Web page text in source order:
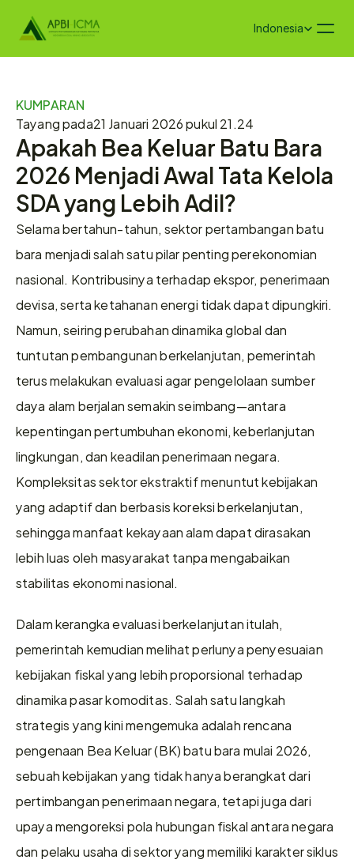
Select Language
Indonesia
KUMPARAN
Tayang pada21 Januari 2026 pukul 21.24
Apakah Bea Keluar Batu Bara
2026 Menjadi Awal Tata Kelola
SDA yang Lebih Adil?
Selama bertahun-tahun, sektor pertambangan batu
bara menjadi salah satu pilar penting perekonomian
nasional. Kontribusinya terhadap ekspor, penerimaan
devisa, serta ketahanan energi tidak dapat dipungkiri.
Namun, seiring perubahan dinamika global dan
tuntutan pembangunan berkelanjutan, pemerintah
terus melakukan evaluasi agar pengelolaan sumber
daya alam berjalan semakin seimbang—antara
kepentingan pertumbuhan ekonomi, keberlanjutan
lingkungan, dan keadilan penerimaan negara.
Kompleksitas sektor ekstraktif menuntut kebijakan
yang adaptif dan berbasis koreksi berkelanjutan,
sehingga manfaat kekayaan alam dapat dirasakan
lebih luas oleh masyarakat tanpa mengabaikan
stabilitas ekonomi nasional.
Dalam kerangka evaluasi berkelanjutan itulah,
pemerintah kemudian melihat perlunya penyesuaian
kebijakan fiskal yang lebih proporsional terhadap
dinamika pasar komoditas. Salah satu langkah
strategis yang kini mengemuka adalah rencana
pengenaan Bea Keluar (BK) batu bara mulai 2026,
sebuah kebijakan yang tidak hanya berangkat dari
pertimbangan penerimaan negara, tetapi juga dari
upaya mengoreksi pola hubungan fiskal antara negara
dan pelaku usaha di sektor yang memiliki karakter siklus